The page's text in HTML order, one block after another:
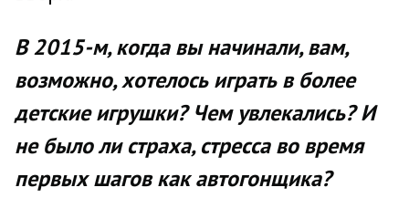
В 2015-м, когда вы начинали, вам,
возможно, хотелось играть в более
детские игрушки? Чем увлекались? И
не было ли страха, стресса во время
первых шагов как автогонщика?